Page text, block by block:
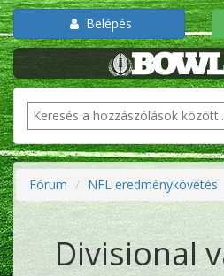
Belépés
Fórum NFL eredménykövetés
Divisional